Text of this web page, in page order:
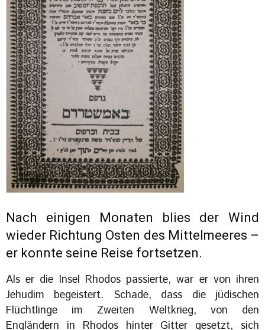
Nach einigen Monaten blies der Wind
wieder Richtung Osten des Mittelmeeres –
er konnte seine Reise fortsetzen.
Als er die Insel Rhodos passierte, war er von ihren
Jehudim begeistert. Schade, dass die jüdischen
Flüchtlinge im Zweiten Weltkrieg, von den
Engländern in Rhodos hinter Gitter gesetzt, sich